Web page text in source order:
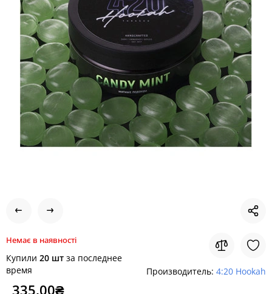
Немає в наявності
Купили 20 шт за последнее
время
Производитель: 4:20 Hookah
335.00₴